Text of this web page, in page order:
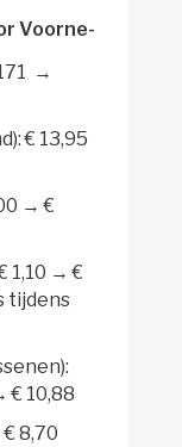
Voorne-
→
€ 13,95
→ €
1,10 → €
tijdens
€ 10,88
8,70